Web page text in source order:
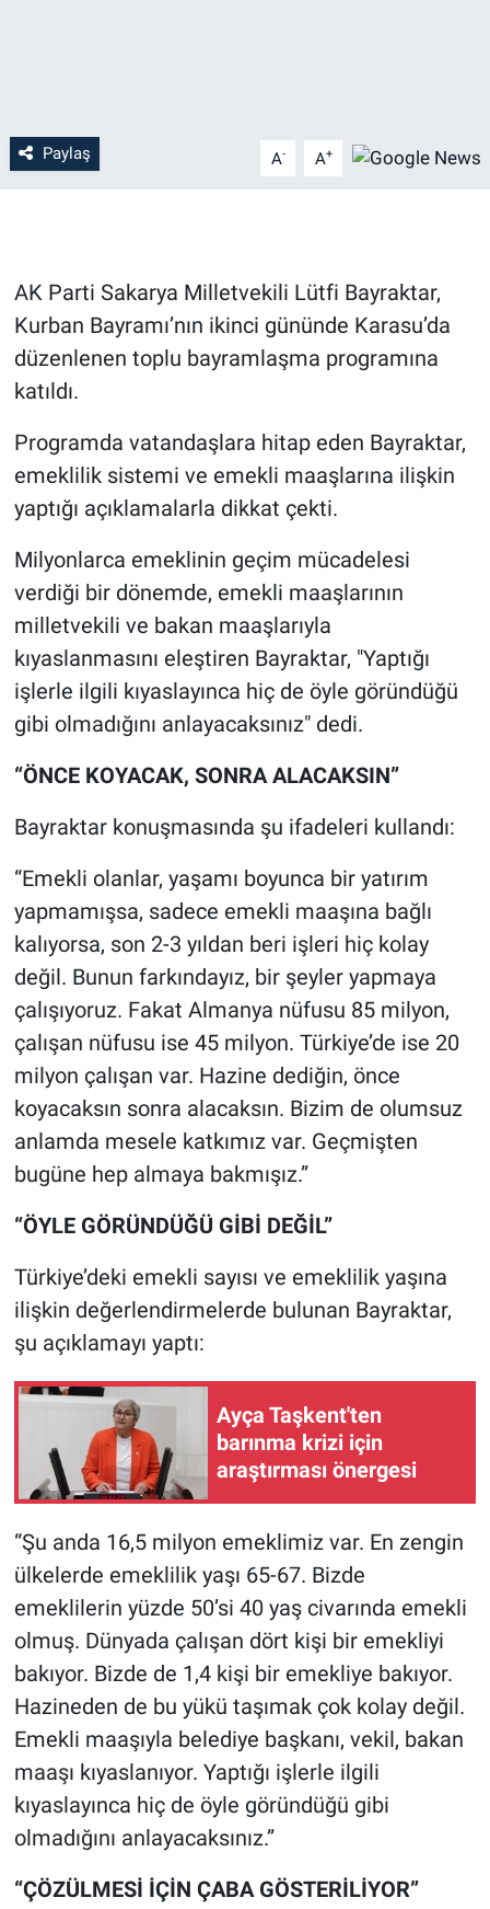
Paylaş A- A+
AK Parti Sakarya Milletvekili Lütfi Bayraktar,
Kurban Bayramı’nın ikinci gününde Karasu’da
düzenlenen toplu bayramlaşma programına
katıldı.
Programda vatandaşlara hitap eden Bayraktar,
emeklilik sistemi ve emekli maaşlarına ilişkin
yaptığı açıklamalarla dikkat çekti.
Milyonlarca emeklinin geçim mücadelesi
verdiği bir dönemde, emekli maaşlarının
milletvekili ve bakan maaşlarıyla
kıyaslanmasını eleştiren Bayraktar, "Yaptığı
işlerle ilgili kıyaslayınca hiç de öyle göründüğü
gibi olmadığını anlayacaksınız" dedi.
“ÖNCE KOYACAK, SONRA ALACAKSIN”
Bayraktar konuşmasında şu ifadeleri kullandı:
“Emekli olanlar, yaşamı boyunca bir yatırım
yapmamışsa, sadece emekli maaşına bağlı
kalıyorsa, son 2-3 yıldan beri işleri hiç kolay
değil. Bunun farkındayız, bir şeyler yapmaya
çalışıyoruz. Fakat Almanya nüfusu 85 milyon,
çalışan nüfusu ise 45 milyon. Türkiye’de ise 20
milyon çalışan var. Hazine dediğin, önce
koyacaksın sonra alacaksın. Bizim de olumsuz
anlamda mesele katkımız var. Geçmişten
bugüne hep almaya bakmışız.”
“ÖYLE GÖRÜNDÜĞÜ GİBİ DEĞİL”
Türkiye’deki emekli sayısı ve emeklilik yaşına
ilişkin değerlendirmelerde bulunan Bayraktar,
şu açıklamayı yaptı:
Ayça Taşkent'ten
barınma krizi için
araştırması önergesi
“Şu anda 16,5 milyon emeklimiz var. En zengin
ülkelerde emeklilik yaşı 65-67. Bizde
emeklilerin yüzde 50’si 40 yaş civarında emekli
olmuş. Dünyada çalışan dört kişi bir emekliyi
bakıyor. Bizde de 1,4 kişi bir emekliye bakıyor.
Hazineden de bu yükü taşımak çok kolay değil.
Emekli maaşıyla belediye başkanı, vekil, bakan
maaşı kıyaslanıyor. Yaptığı işlerle ilgili
kıyaslayınca hiç de öyle göründüğü gibi
olmadığını anlayacaksınız.”
“ÇÖZÜLMESİ İÇİN ÇABA GÖSTERİLİYOR”